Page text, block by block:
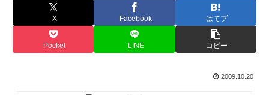
X Facebook はてブ
Pocket LINE コピー
2009.10.20